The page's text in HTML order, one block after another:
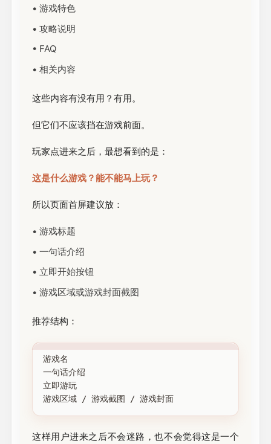
• 游戏特色
• 攻略说明
• FAQ
• 相关内容
这些内容有没有用？有用。
但它们不应该挡在游戏前面。
玩家点进来之后，最想看到的是：
这是什么游戏？能不能马上玩？
所以页面首屏建议放：
• 游戏标题
• 一句话介绍
• 立即开始按钮
• 游戏区域或游戏封面截图
推荐结构：
游戏名
一句话介绍
立即游玩
游戏区域 / 游戏截图 / 游戏封面
这样用户进来之后不会迷路，也不会觉得这是一个